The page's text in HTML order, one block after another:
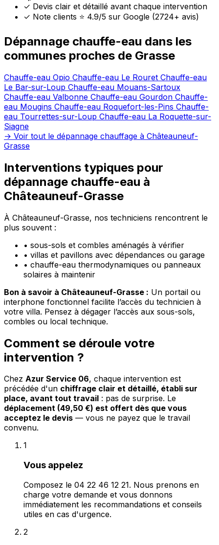
✓ Devis clair et détaillé avant chaque intervention
✓ Note clients ⭐ 4.9/5 sur Google (2724+ avis)
Dépannage chauffe-eau dans les
communes proches de Grasse
Chauffe-eau Opio Chauffe-eau Le Rouret Chauffe-eau
Le Bar-sur-Loup Chauffe-eau Mouans-Sartoux
Chauffe-eau Valbonne Chauffe-eau Gourdon Chauffe-
eau Mougins Chauffe-eau Roquefort-les-Pins Chauffe-
eau Tourrettes-sur-Loup Chauffe-eau La Roquette-sur-
Siagne
→ Voir tout le dépannage chauffage à Châteauneuf-
Grasse
Interventions typiques pour
dépannage chauffe-eau à
Châteauneuf-Grasse
À Châteauneuf-Grasse, nos techniciens rencontrent le
plus souvent :
• sous-sols et combles aménagés à vérifier
• villas et pavillons avec dépendances ou garage
• chauffe-eau thermodynamiques ou panneaux
solaires à maintenir
Bon à savoir à Châteauneuf-Grasse : Un portail ou
interphone fonctionnel facilite l’accès du technicien à
votre villa. Pensez à dégager l’accès aux sous-sols,
combles ou local technique.
Comment se déroule votre
intervention ?
Chez Azur Service 06, chaque intervention est
précédée d'un chiffrage clair et détaillé, établi sur
place, avant tout travail : pas de surprise. Le
déplacement (49,50 €) est offert dès que vous
acceptez le devis — vous ne payez que le travail
convenu.
1
Vous appelez
Composez le 04 22 46 12 21. Nous prenons en
charge votre demande et vous donnons
immédiatement les recommandations et conseils
utiles en cas d'urgence.
2